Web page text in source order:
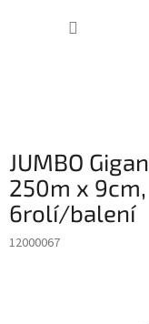
JUMBO
250m x
6rolí/balení
12000067